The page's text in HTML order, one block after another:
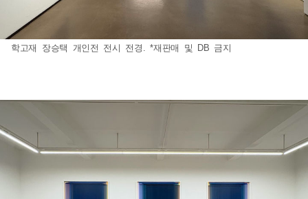
학고재 장승택 개인전 전시 전경. *재판매 및 DB 금지